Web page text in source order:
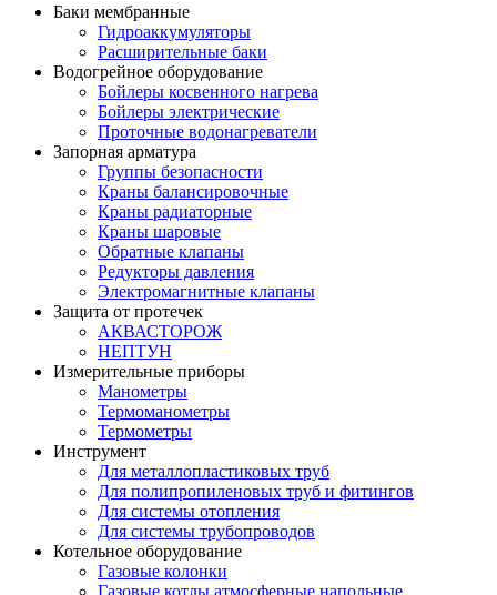
Баки мембранные
Гидроаккумуляторы
Расширительные баки
Водогрейное оборудование
Бойлеры косвенного нагрева
Бойлеры электрические
Проточные водонагреватели
Запорная арматура
Группы безопасности
Краны балансировочные
Краны радиаторные
Краны шаровые
Обратные клапаны
Редукторы давления
Электромагнитные клапаны
Защита от протечек
АКВАСТОРОЖ
НЕПТУН
Измерительные приборы
Манометры
Термоманометры
Термометры
Инструмент
Для металлопластиковых труб
Для полипропиленовых труб и фитингов
Для системы отопления
Для системы трубопроводов
Котельное оборудование
Газовые колонки
Газовые котлы атмосферные напольные